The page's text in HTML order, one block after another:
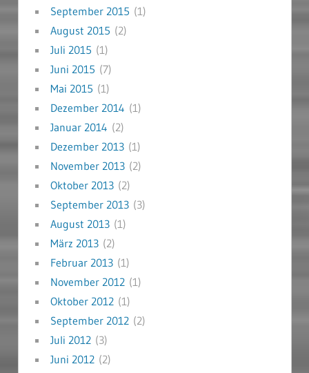
September 2015 (1)
August 2015 (2)
Juli 2015 (1)
Juni 2015 (7)
Mai 2015 (1)
Dezember 2014 (1)
Januar 2014 (2)
Dezember 2013(1)
November 2013(2)
Oktober 2013(2)
September 2013(3)
August 2013(1)
März 2013(2)
Februar 2013(1)
November 2012(1)
Oktober 2012(1)
September 2012(2)
Juli 2012(3)
Juni 2012(2)